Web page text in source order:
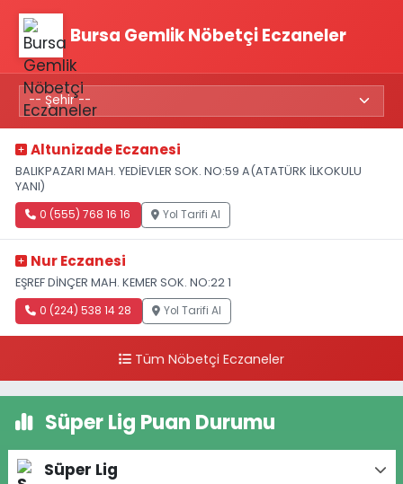
Bursa Gemlik Nöbetçi Eczaneler
Altunizade Eczanesi
BALIKPAZARI MAH. YEDİEVLER SOK. NO:59 A(ATATÜRK İLKOKULU
YANI)
0 (555) 768 16 16 Yol Tarifi Al
Nur Eczanesi
EŞREF DİNÇER MAH. KEMER SOK. NO:22 1
0 (224) 538 14 28 Yol Tarifi Al
Tüm Nöbetçi Eczaneler
Süper Lig Puan Durumu
Süper Lig